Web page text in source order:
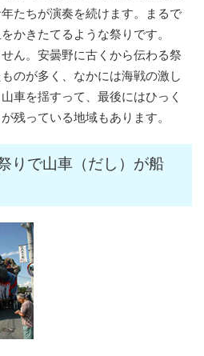
たちが演奏を続けます。まるで
かきたてるような祭りです。
ん。安曇野に古くから伝わる祭
のが多く、なかには海戦の激し
車を揺すって、最後にはひっく
残っている地域もあります。
りで山車（だし）が船